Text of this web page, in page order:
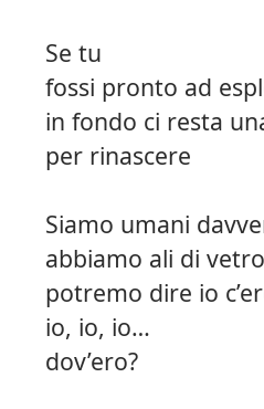
Se tu
fossi pronto ad
in fondo ci resta
per rinascere
Siamo umani
abbiamo ali di vetro
potremo dire io
io, io, io…
dov’ero?